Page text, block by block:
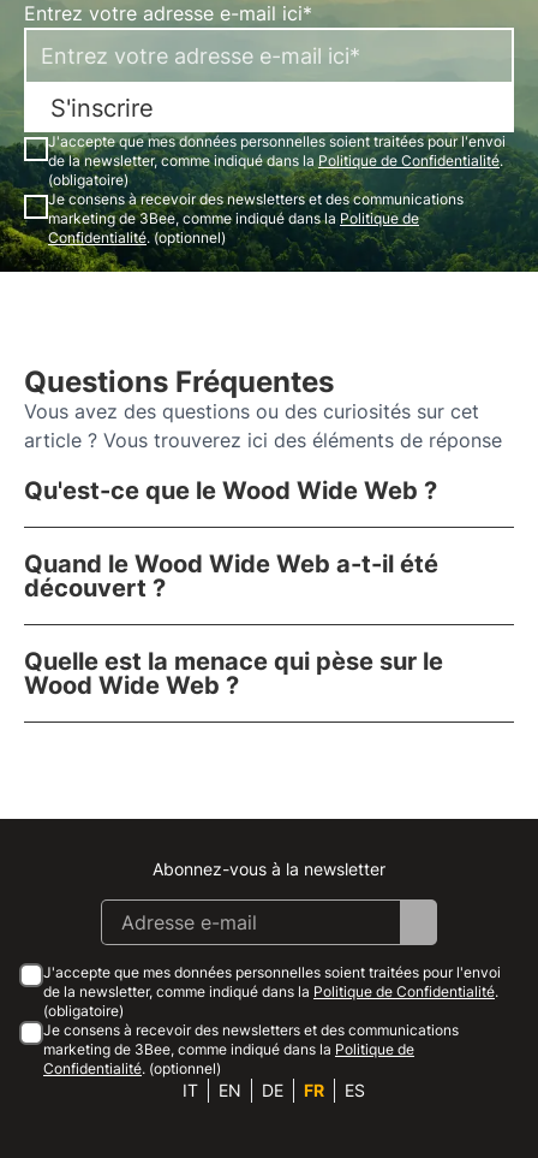
Entrez votre adresse e-mail ici*
S'inscrire
J'accepte que mes données personnelles soient traitées pour l'envoi
de la newsletter, comme indiqué dans la Politique de Confidentialité.
(obligatoire)
Je consens à recevoir des newsletters et des communications
marketing de 3Bee, comme indiqué dans la Politique de
Confidentialité. (optionnel)
Questions Fréquentes
Vous avez des questions ou des curiosités sur cet
article ? Vous trouverez ici des éléments de réponse
Qu'est-ce que le Wood Wide Web ?
Quand le Wood Wide Web a-t-il été
découvert ?
Quelle est la menace qui pèse sur le
Wood Wide Web ?
Instagram
Facebook
Linkedin
Youtube
Abonnez-vous à la newsletter
J'accepte que mes données personnelles soient traitées pour l'envoi
de la newsletter, comme indiqué dans la Politique de Confidentialité.
(obligatoire)
Je consens à recevoir des newsletters et des communications
marketing de 3Bee, comme indiqué dans la Politique de
Confidentialité. (optionnel)
IT EN DE FR ES